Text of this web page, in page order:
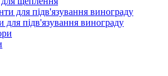
для підв'язування винограду